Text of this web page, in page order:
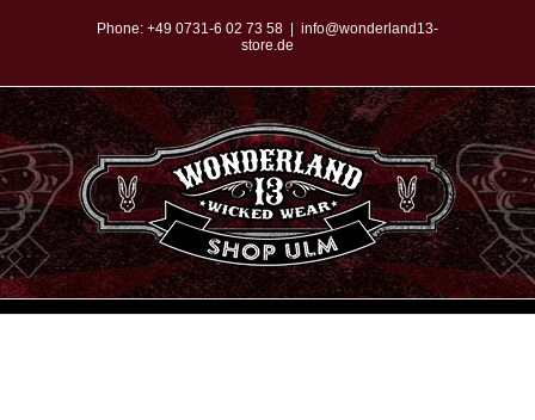
springen
Phone: +49 0731-6 02 73 58
info@wonderland13-
store.de